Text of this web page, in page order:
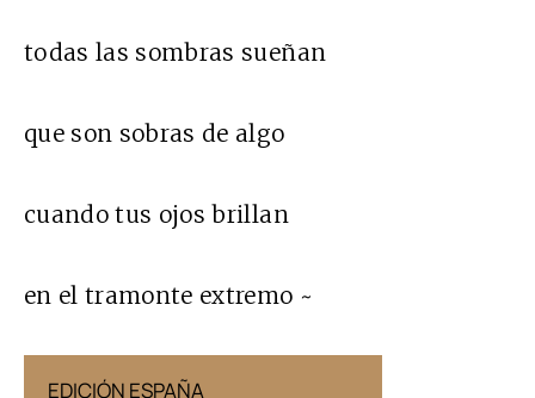
todas las sombras sueñan
que son sobras de algo
cuando tus ojos brillan
en el tramonte extremo ~
EDICIÓN ESPAÑA